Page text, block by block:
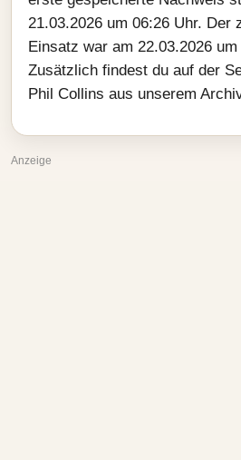
21.03.2026 um 06:26 Uhr. Der
Einsatz war am 22.03.2026 um
Zusätzlich findest du auf der
Phil Collins aus unserem
Anzeige